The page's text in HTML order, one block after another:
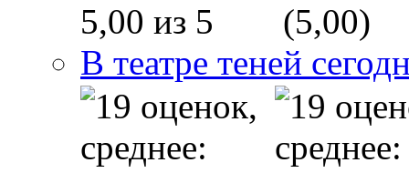
(5,00)
В театре теней